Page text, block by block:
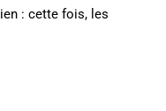
: cette fois, les